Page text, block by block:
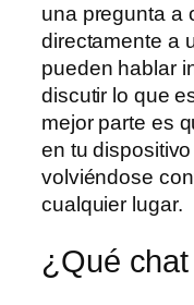
una pregunta a
directamente a
pueden hablar
discutir lo que
mejor parte es
en tu
volviéndose
cualquier lugar.
¿Qué